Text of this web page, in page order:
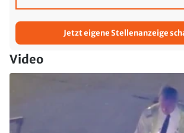
Jetzt eigene Stellenanzeige
Video